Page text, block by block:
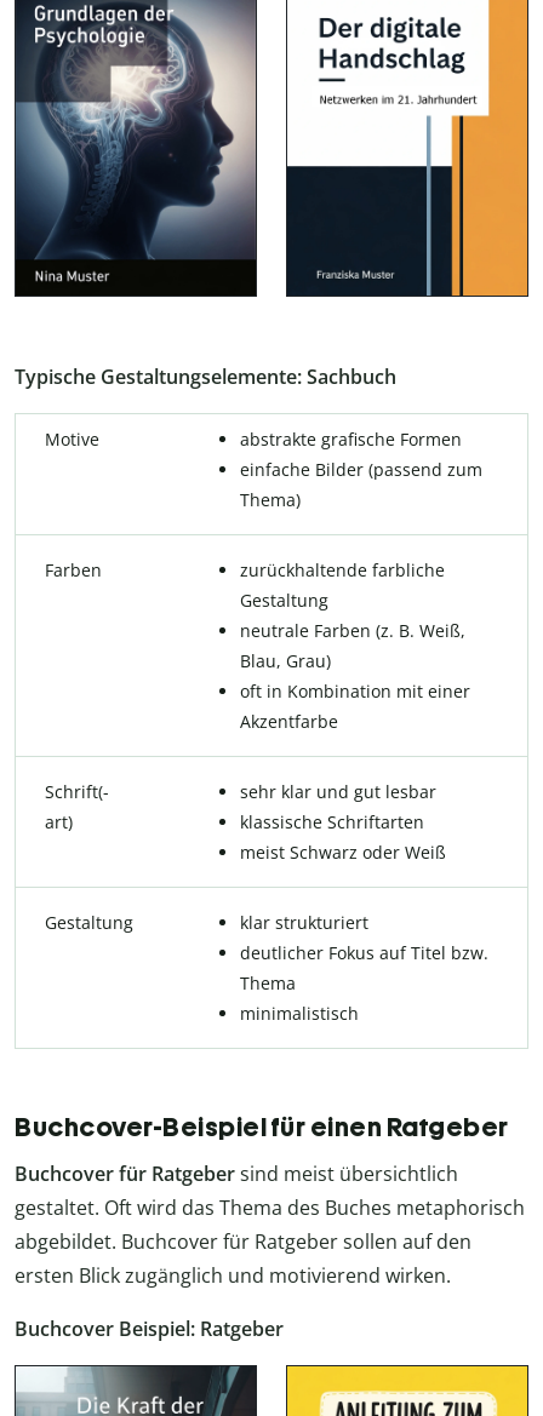
Typische Gestaltungselemente: Sachbuch
Motive
abstrakte grafische Formen
einfache Bilder (passend zum
Thema)
Farben
zurückhaltende farbliche
Gestaltung
neutrale Farben (z. B. Weiß,
Blau, Grau)
oft in Kombination mit einer
Akzentfarbe
Schrift(-
art)
sehr klar und gut lesbar
klassische Schriftarten
meist Schwarz oder Weiß
Gestaltung
klar strukturiert
deutlicher Fokus auf Titel bzw.
Thema
minimalistisch
Buchcover-Beispiel für einen Ratgeber
Buchcover für Ratgebersind meist übersichtlich
gestaltet. Oft wird das Thema des Buches metaphorisch
abgebildet. Buchcover für Ratgeber sollen auf den
ersten Blick zugänglich und motivierend wirken.
Buchcover Beispiel: Ratgeber